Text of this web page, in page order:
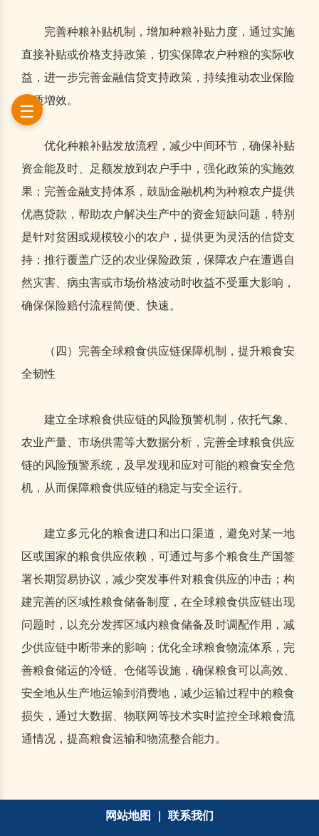
完善种粮补贴机制，增加种粮补贴力度，通过实施
直接补贴或价格支持政策，切实保障农户种粮的实际收
益，进一步完善金融信贷支持政策，持续推动农业保险
提质增效。
优化种粮补贴发放流程，减少中间环节，确保补贴
资金能及时、足额发放到农户手中，强化政策的实施效
果；完善金融支持体系，鼓励金融机构为种粮农户提供
优惠贷款，帮助农户解决生产中的资金短缺问题，特别
是针对贫困或规模较小的农户，提供更为灵活的信贷支
持；推行覆盖广泛的农业保险政策，保障农户在遭遇自
然灾害、病虫害或市场价格波动时收益不受重大影响，
确保保险赔付流程简便、快速。
（四）完善全球粮食供应链保障机制，提升粮食安
全韧性
建立全球粮食供应链的风险预警机制，依托气象、
农业产量、市场供需等大数据分析，完善全球粮食供应
链的风险预警系统，及早发现和应对可能的粮食安全危
机，从而保障粮食供应链的稳定与安全运行。
建立多元化的粮食进口和出口渠道，避免对某一地
区或国家的粮食供应依赖，可通过与多个粮食生产国签
署长期贸易协议，减少突发事件对粮食供应的冲击；构
建完善的区域性粮食储备制度，在全球粮食供应链出现
问题时，以充分发挥区域内粮食储备及时调配作用，减
少供应链中断带来的影响；优化全球粮食物流体系，完
善粮食储运的冷链、仓储等设施，确保粮食可以高效、
安全地从生产地运输到消费地，减少运输过程中的粮食
损失，通过大数据、物联网等技术实时监控全球粮食流
通情况，提高粮食运输和物流整合能力。
网站地图 | 联系我们